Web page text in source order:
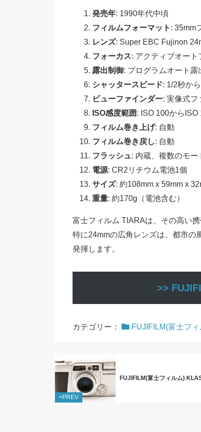
発売年: 1990年代中頃
フィルムフォーマット : 35mm
レンズ: Super EBC Fujinon
フォーカス: アクティブオー
露出制御: プログラムオート露
シャッタースピード: 1/2秒か
ビューファインダー: 実像式フ
ISO感度範囲: ISO 100から
フィルム巻き上げ: 自動
フィルム巻き戻し: 自動
フラッシュ: 内蔵、複数のモー
電源: CR2リチウム電池1個
サイズ: 約108mm x 59mm x
重量: 約170g（電池含む）
富士フィルム TIARAは、その高い
特に24mmの広角レンズは、都市の
発揮します。
>>
カテゴリー： FUJIFILM(富士フ
<PREV
FUJIFILM(富士フィルム)